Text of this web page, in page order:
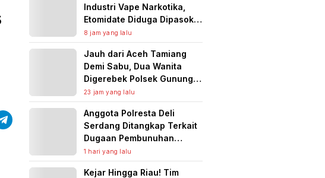
Industri Vape Narkotika,
Etomidate Diduga Dipasok
dari Kamboja
8 jam yang lalu
Jauh dari Aceh Tamiang
Demi Sabu, Dua Wanita
Digerebek Polsek Gunung
Malela di Tempat Hiburan
Malam, Jaringan Medan
Diburu
23 jam yang lalu
Anggota Polresta Deli
Serdang Ditangkap Terkait
Dugaan Pembunuhan
Lansia, Rekaman CCTV
Jadi Kunci Pengungkapan
1 hari yang lalu
Kejar Hingga Riau! Tim